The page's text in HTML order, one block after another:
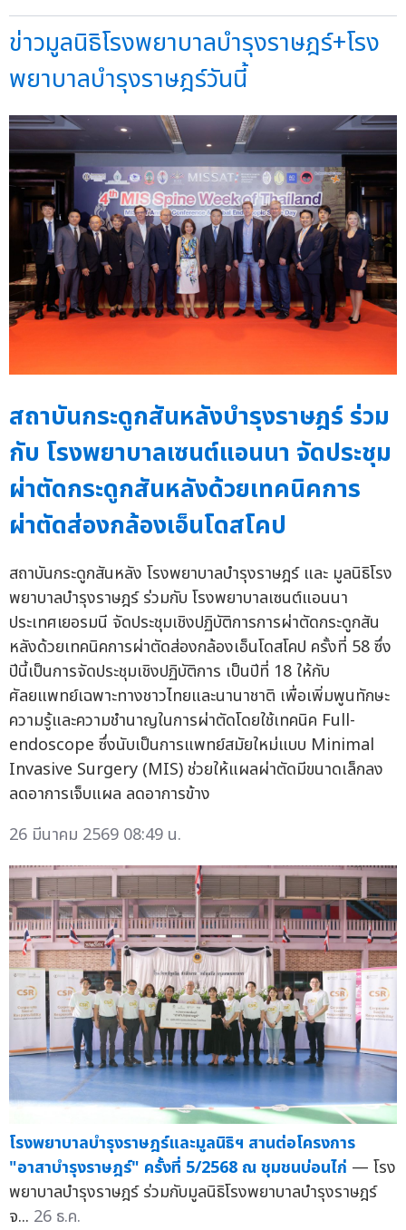
ข่าวมูลนิธิโรงพยาบาลบำรุงราษฎร์+โรง
พยาบาลบำรุงราษฎร์วันนี้
สถาบันกระดูกสันหลังบำรุงราษฎร์ ร่วม
กับ โรงพยาบาลเซนต์แอนนา จัดประชุม
ผ่าตัดกระดูกสันหลังด้วยเทคนิคการ
ผ่าตัดส่องกล้องเอ็นโดสโคป
สถาบันกระดูกสันหลัง โรงพยาบาลบำรุงราษฎร์ และ มูลนิธิโรง
พยาบาลบำรุงราษฎร์ ร่วมกับ โรงพยาบาลเซนต์แอนนา
ประเทศเยอรมนี จัดประชุมเชิงปฏิบัติการการผ่าตัดกระดูกสัน
หลังด้วยเทคนิคการผ่าตัดส่องกล้องเอ็นโดสโคป ครั้งที่ 58 ซึ่ง
ปีนี้เป็นการจัดประชุมเชิงปฏิบัติการ เป็นปีที่ 18 ให้กับ
ศัลยแพทย์เฉพาะทางชาวไทยและนานาชาติ เพื่อเพิ่มพูนทักษะ
ความรู้และความชำนาญในการผ่าตัดโดยใช้เทคนิค Full-
endoscope ซึ่งนับเป็นการแพทย์สมัยใหม่แบบ Minimal
Invasive Surgery (MIS) ช่วยให้แผลผ่าตัดมีขนาดเล็กลง
ลดอาการเจ็บแผล ลดอาการข้าง
26 มีนาคม 2569 08:49 น.
โรงพยาบาลบำรุงราษฎร์และมูลนิธิฯ สานต่อโครงการ
"อาสาบำรุงราษฎร์" ครั้งที่ 5/2568 ณ ชุมชนบ่อนไก่ — โรง
พยาบาลบำรุงราษฎร์ ร่วมกับมูลนิธิโรงพยาบาลบำรุงราษฎร์
จ... 26 ธ.ค.